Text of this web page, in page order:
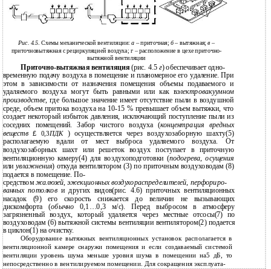
Рис. 4.5. Схемы механической вентиляции:а – приточная; б– вытяжная;в –
приточновытяжная с рециркуляцией воздуха; г – расположение в цехе приточно-
вытяжной вентиляции
Приточно-вытяжнаявентиляция(рис. 4.5г) обеспечивает одно-
временную подачу воздуха в помещение и планомерное его удаление. При
этом в зависимости от назначения помещения объемы подаваемого и
удаляемого воздуха могут быть равными или как вэлектровакуумном
производстве, где большое значение имеет отсутствие пыли в воздушной
среде, объем притока воздуха на 10-15 % превышает объем вытяжки, что
создает некоторый избыток давления, исключающий поступление пыли из
соседних помещений. Забор чистого воздуха (концентрация вредных
веществ£ 0,3ПДК ) осуществляется через воздухозаборную шахту(5)
располагаемую вдали от мест выброса удаляемого воздуха. От
воздухозаборных шахт или решеток воздух поступает в приточную
вентиляционную камеру(4) для воздухоподготовки (подогрева,осущения
илиувлажнения) откуда вентилятором (3) по приточным воздуховодам (8)
подается в помещение. По-
средствомжалюзей,эжекционных воздухораспределителей, перфориро-
ванных потолков и других видов(рис. 4.6) приточных вентиляционных
насадок (9) его скорость снижается до величин не вызывающих
дискомфорта (обычно0,1…0,3 м/c). Перед выбросом в атмосферу
загрязненный воздух, который удаляется через местные отсосы(7) по
воздуховодам (6) вытяжной системы вентиляции вентилятором(2) подается
в циклон(1) на очистку.
Оборудование вытяжных вентиляционных установок располагается в
вентиляционной камере снаружи помещения и если создаваемый системой
вентиляции уровень шума меньше уровня шума в помещении на5 дБ, то
непосредственно в вентилируемом помещении. Для сокращения эксплуата-